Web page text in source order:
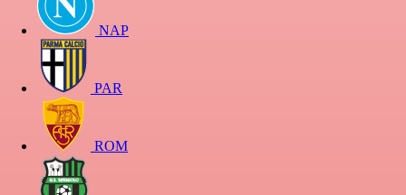
NAP
PAR
ROM